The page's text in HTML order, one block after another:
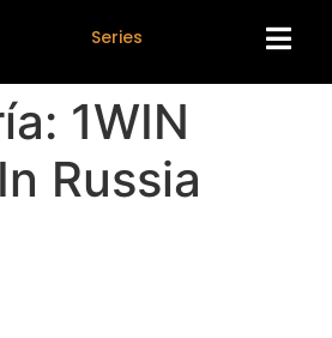
Series
1WIN
Russia